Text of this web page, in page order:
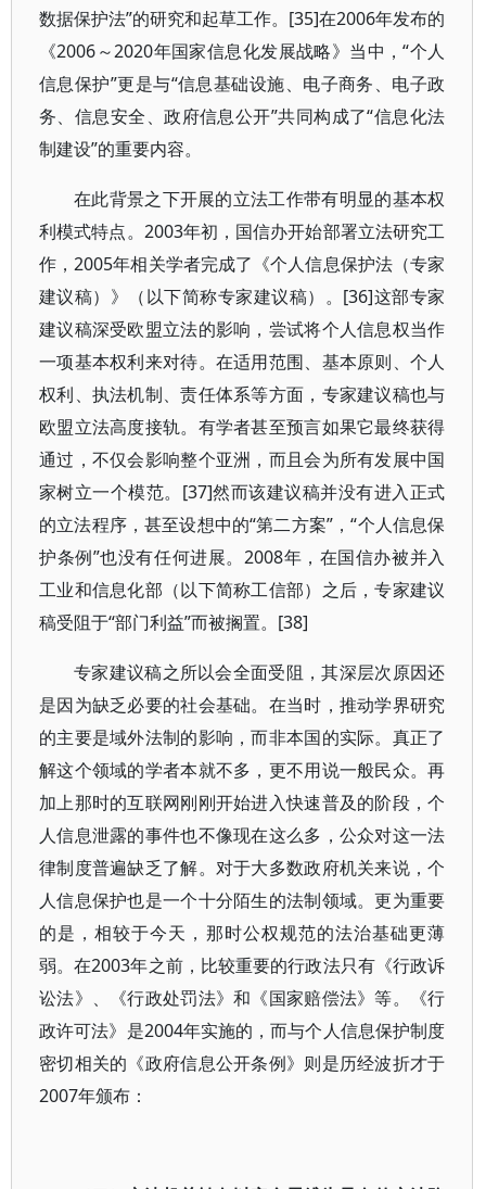
数据保护法”的研究和起草工作。[35]在2006年发布的
《2006～2020年国家信息化发展战略》当中，“个人
信息保护”更是与“信息基础设施、电子商务、电子政
务、信息安全、政府信息公开”共同构成了“信息化法
制建设”的重要内容。
在此背景之下开展的立法工作带有明显的基本权
利模式特点。2003年初，国信办开始部署立法研究工
作，2005年相关学者完成了《个人信息保护法（专家
建议稿）》（以下简称专家建议稿）。[36]这部专家
建议稿深受欧盟立法的影响，尝试将个人信息权当作
一项基本权利来对待。在适用范围、基本原则、个人
权利、执法机制、责任体系等方面，专家建议稿也与
欧盟立法高度接轨。有学者甚至预言如果它最终获得
通过，不仅会影响整个亚洲，而且会为所有发展中国
家树立一个模范。[37]然而该建议稿并没有进入正式
的立法程序，甚至设想中的“第二方案”，“个人信息保
护条例”也没有任何进展。2008年，在国信办被并入
工业和信息化部（以下简称工信部）之后，专家建议
稿受阻于“部门利益”而被搁置。[38]
专家建议稿之所以会全面受阻，其深层次原因还
是因为缺乏必要的社会基础。在当时，推动学界研究
的主要是域外法制的影响，而非本国的实际。真正了
解这个领域的学者本就不多，更不用说一般民众。再
加上那时的互联网刚刚开始进入快速普及的阶段，个
人信息泄露的事件也不像现在这么多，公众对这一法
律制度普遍缺乏了解。对于大多数政府机关来说，个
人信息保护也是一个十分陌生的法制领域。更为重要
的是，相较于今天，那时公权规范的法治基础更薄
弱。在2003年之前，比较重要的行政法只有《行政诉
讼法》、《行政处罚法》和《国家赔偿法》等。《行
政许可法》是2004年实施的，而与个人信息保护制度
密切相关的《政府信息公开条例》则是历经波折才于
2007年颁布：